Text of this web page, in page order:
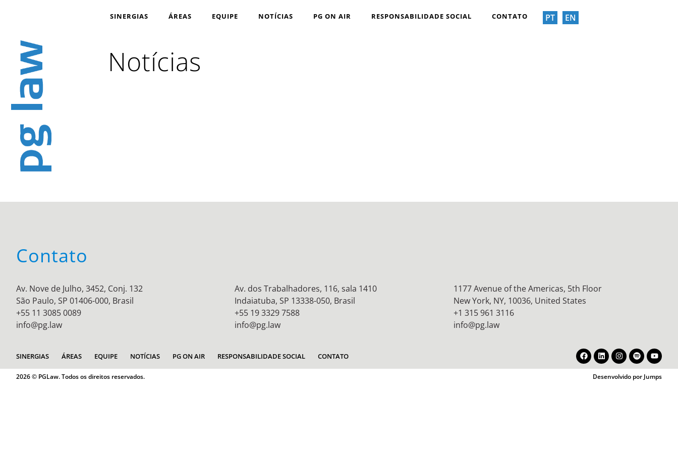
SINERGIAS ÁREAS EQUIPE NOTÍCIAS PG ON AIR RESPONSABILIDADE SOCIAL CONTATO PT EN
Notícias
Contato
Av. Nove de Julho, 3452, Conj. 132
São Paulo, SP 01406-000, Brasil
+55 11 3085 0089
info@pg.law
Av. dos Trabalhadores, 116, sala 1410
Indaiatuba, SP 13338-050, Brasil
+55 19 3329 7588
info@pg.law
1177 Avenue of the Americas, 5th Floor
New York, NY, 10036, United States
+1 315 961 3116
info@pg.law
SINERGIAS ÁREAS EQUIPE NOTÍCIAS PG ON AIR RESPONSABILIDADE SOCIAL CONTATO
2026 © PGLaw. Todos os direitos reservados. Desenvolvido por Jumps